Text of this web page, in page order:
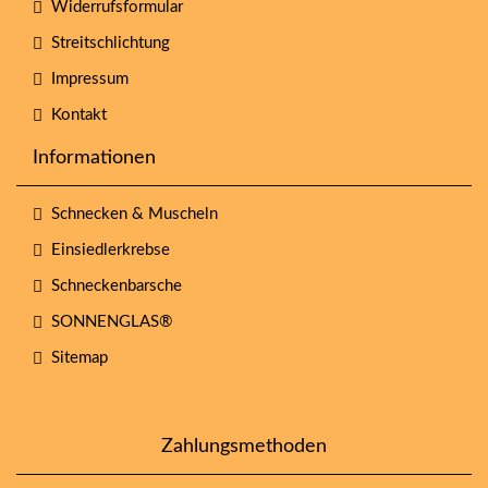
Widerrufsformular
Streitschlichtung
Impressum
Kontakt
Informationen
Schnecken & Muscheln
Einsiedlerkrebse
Schneckenbarsche
SONNENGLAS®
Sitemap
Zahlungsmethoden